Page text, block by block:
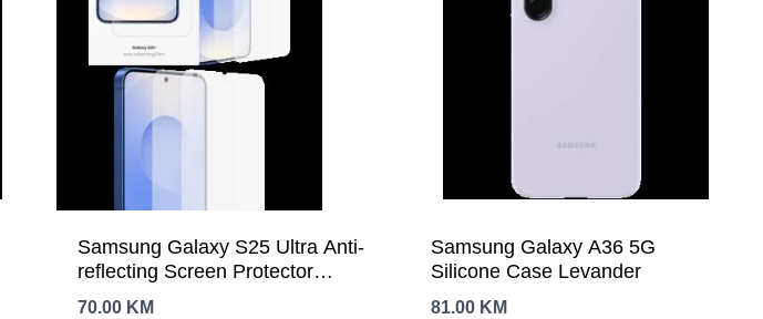
Samsung Galaxy S25 Ultra Anti-
reflecting Screen Protector
Transparent
70.00 KM
Samsung Galaxy A36 5G
Silicone Case Levander
81.00 KM